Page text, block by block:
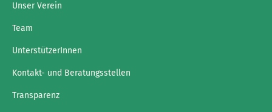
Unser Verein
Team
UnterstützerInnen
Kontakt- und Beratungsstellen
Transparenz